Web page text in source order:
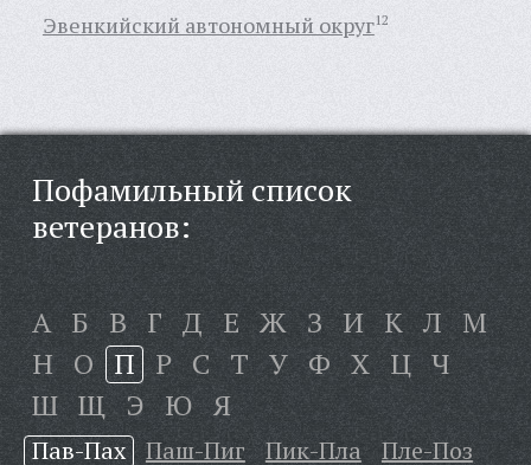
Эвенкийский автономный округ12
Пофамильный список
ветеранов:
А Б В Г Д Е Ж З И К Л М
Н О П Р С Т У Ф Х Ц Ч
Ш Щ Э Ю Я
Пав-Пах Паш-Пиг Пик-Пла
Пле-Поз